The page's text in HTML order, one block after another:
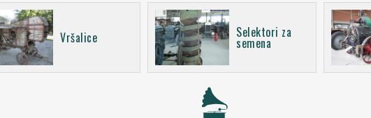
Vršalice Selektori za
semena